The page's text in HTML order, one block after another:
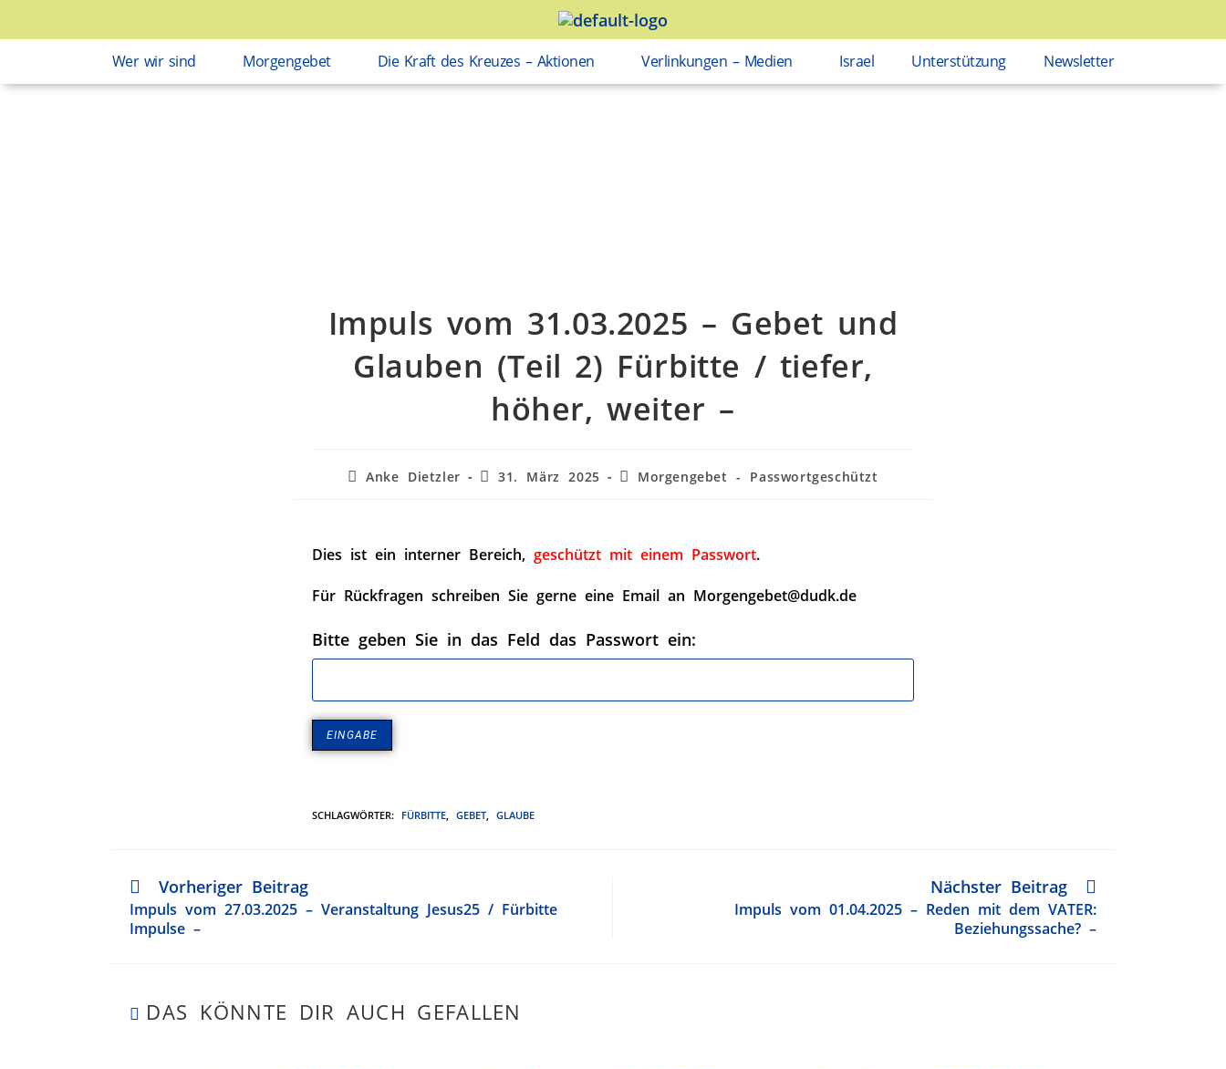
Wer wir sind Morgengebet Die Kraft des Kreuzes – Aktionen Verlinkungen – Medien Israel Unterstützung Newsletter
Impuls vom 31.03.2025 – Gebet und
Glauben (Teil 2) Fürbitte / tiefer,
höher, weiter –
Anke Dietzler 31. März 2025 Morgengebet - Passwortgeschützt
Dies ist ein interner Bereich, geschützt mit einem Passwort.
Für Rückfragen schreiben Sie gerne eine Email an Morgengebet@dudk.de
Bitte geben Sie in das Feld das Passwort ein:
SCHLAGWÖRTER: FÜRBITTE, GEBET, GLAUBE
Vorheriger Beitrag
Impuls vom 27.03.2025 – Veranstaltung Jesus25 / Fürbitte
Impulse –
Nächster Beitrag
Impuls vom 01.04.2025 – Reden mit dem VATER:
Beziehungssache? –
DAS KÖNNTE DIR AUCH GEFALLEN